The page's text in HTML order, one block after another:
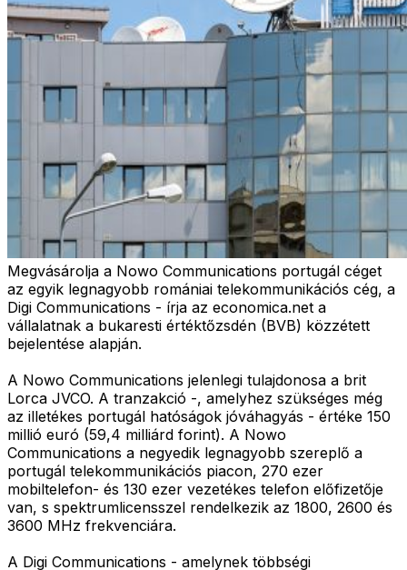
Megvásárolja a Nowo Communications portugál céget
az egyik legnagyobb romániai telekommunikációs cég, a
Digi Communications - írja az economica.net a
vállalatnak a bukaresti értéktőzsdén (BVB) közzétett
bejelentése alapján.
A Nowo Communications jelenlegi tulajdonosa a brit
Lorca JVCO. A tranzakció -, amelyhez szükséges még
az illetékes portugál hatóságok jóváhagyás - értéke 150
millió euró (59,4 milliárd forint). A Nowo
Communications a negyedik legnagyobb szereplő a
portugál telekommunikációs piacon, 270 ezer
mobiltelefon- és 130 ezer vezetékes telefon előfizetője
van, s spektrumlicensszel rendelkezik az 1800, 2600 és
3600 MHz frekvenciára.
A Digi Communications - amelynek többségi